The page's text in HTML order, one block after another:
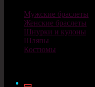
Мужские браслеты
Женские браслеты
Шнурки и кулоны
Шляпы
Костюмы